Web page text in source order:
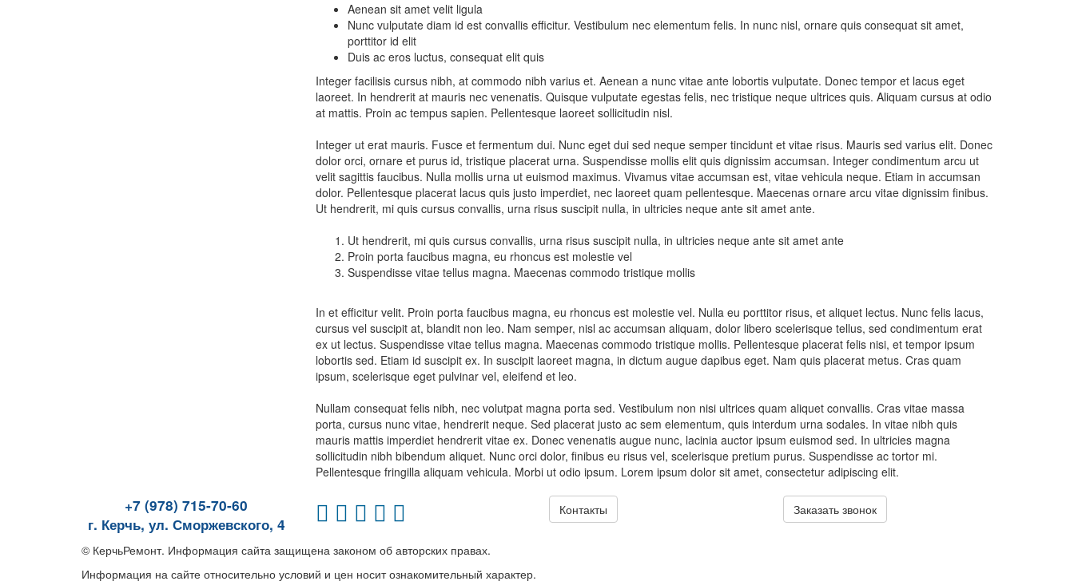
Aenean sit amet velit ligula
Nunc vulputate diam id est convallis efficitur. Vestibulum nec elementum felis. In nunc nisl, ornare quis consequat sit amet,
porttitor id elit
Duis ac eros luctus, consequat elit quis
Integer facilisis cursus nibh, at commodo nibh varius et. Aenean a nunc vitae ante lobortis vulputate. Donec tempor et lacus eget
laoreet. In hendrerit at mauris nec venenatis. Quisque vulputate egestas felis, nec tristique neque ultrices quis. Aliquam cursus at odio
at mattis. Proin ac tempus sapien. Pellentesque laoreet sollicitudin nisl.
Integer ut erat mauris. Fusce et fermentum dui. Nunc eget dui sed neque semper tincidunt et vitae risus. Mauris sed varius elit. Donec
dolor orci, ornare et purus id, tristique placerat urna. Suspendisse mollis elit quis dignissim accumsan. Integer condimentum arcu ut
velit sagittis faucibus. Nulla mollis urna ut euismod maximus. Vivamus vitae accumsan est, vitae vehicula neque. Etiam in accumsan
dolor. Pellentesque placerat lacus quis justo imperdiet, nec laoreet quam pellentesque. Maecenas ornare arcu vitae dignissim finibus.
Ut hendrerit, mi quis cursus convallis, urna risus suscipit nulla, in ultricies neque ante sit amet ante.
Ut hendrerit, mi quis cursus convallis, urna risus suscipit nulla, in ultricies neque ante sit amet ante
Proin porta faucibus magna, eu rhoncus est molestie vel
Suspendisse vitae tellus magna. Maecenas commodo tristique mollis
In et efficitur velit. Proin porta faucibus magna, eu rhoncus est molestie vel. Nulla eu porttitor risus, et aliquet lectus. Nunc felis lacus,
cursus vel suscipit at, blandit non leo. Nam semper, nisl ac accumsan aliquam, dolor libero scelerisque tellus, sed condimentum erat
ex ut lectus. Suspendisse vitae tellus magna. Maecenas commodo tristique mollis. Pellentesque placerat felis nisi, et tempor ipsum
lobortis sed. Etiam id suscipit ex. In suscipit laoreet magna, in dictum augue dapibus eget. Nam quis placerat metus. Cras quam
ipsum, scelerisque eget pulvinar vel, eleifend et leo.
Nullam consequat felis nibh, nec volutpat magna porta sed. Vestibulum non nisi ultrices quam aliquet convallis. Cras vitae massa
porta, cursus nunc vitae, hendrerit neque. Sed placerat justo ac sem elementum, quis interdum urna sodales. In vitae nibh quis
mauris mattis imperdiet hendrerit vitae ex. Donec venenatis augue nunc, lacinia auctor ipsum euismod sed. In ultricies magna
sollicitudin nibh bibendum aliquet. Nunc orci dolor, finibus eu risus vel, scelerisque pretium purus. Suspendisse ac tortor mi.
Pellentesque fringilla aliquam vehicula. Morbi ut odio ipsum. Lorem ipsum dolor sit amet, consectetur adipiscing elit.
+7 (978) 715-70-60
г. Керчь, ул. Сморжевского, 4
Контакты Заказать звонок
© КерчьРемонт. Информация сайта защищена законом об авторских правах.
Информация на сайте относительно условий и цен носит ознакомительный характер.